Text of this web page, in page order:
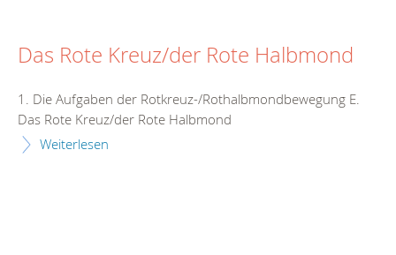
Das Rote Kreuz/der Rote Halbmond
1. Die Aufgaben der Rotkreuz-/Rothalbmondbewegung E.
Das Rote Kreuz/der Rote Halbmond
Weiterlesen